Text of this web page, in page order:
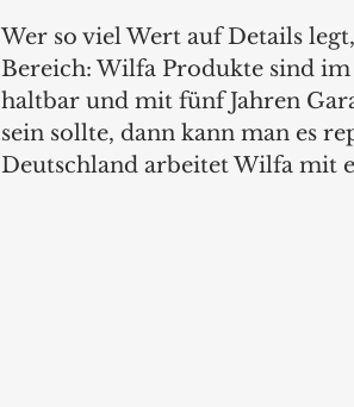
Wer so viel Wert auf Details
Bereich: Wilfa Produkte sind
haltbar und mit fünf Jahren
sein sollte, dann kann man es
Deutschland arbeitet Wilfa mit